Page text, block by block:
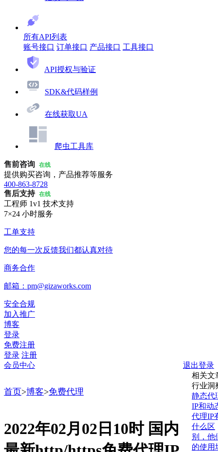
所有API列表
账号接口 订单接口 产品接口 工具接口
API授权与验证
SDK&代码样例
在线获取UA
爬虫工具库
售前咨询 在线
提供购买咨询，产品推荐等服务
400-863-8728
售后支持 在线
工程师 1v1 技术支持
7×24 小时服务
工单支持
您的每一次反馈我们都认真对待
商务合作
邮箱：pm@gizaworks.com
安全合规
加入推广
博客
登录
免费注册
登录 注册
会员中心
退出登录
首页>博客>免费代理
2022年02月02日10时 国内
相关文
行业洞
静态代
IP和动
代理IP
什么区
别，他
的使用